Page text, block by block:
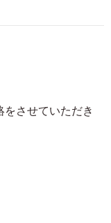
をさせていただき